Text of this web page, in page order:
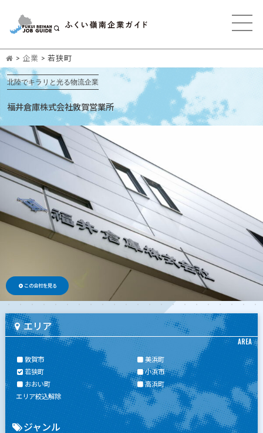
> 企業 > 若狭町
北陸でキラリと光る物流企業
福井倉庫株式会社敦賀営業所
この会社を見る
エリア
AREA
敦賀市
美浜町
若狭町
小浜市
おおい町
高浜町
エリア絞込解除
ジャンル